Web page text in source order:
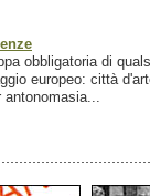
obbligatoria di
europeo: città
antonomasia...